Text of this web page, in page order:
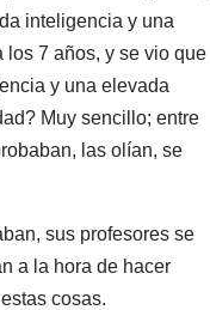
inteligencia y una
7 años, y se vio que
y una elevada
Muy sencillo; entre
las olían, se
sus profesores se
a la hora de hacer
cosas.